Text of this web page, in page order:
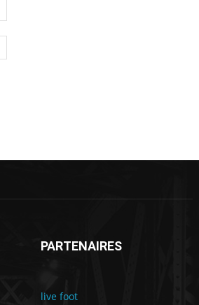
PARTENAIRES
live foot